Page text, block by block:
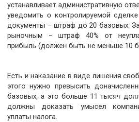
устанавливает административную
уведомить о контролируемой
документы – штраф до 20 базовых. За
рыночным – штраф 40% от
прибыль (должен быть не меньше 10
Есть и наказание в виде лишения
этого нужно превысить
базовых, а это больше 11 тысяч
должны доказать умысел
уплаты налога.